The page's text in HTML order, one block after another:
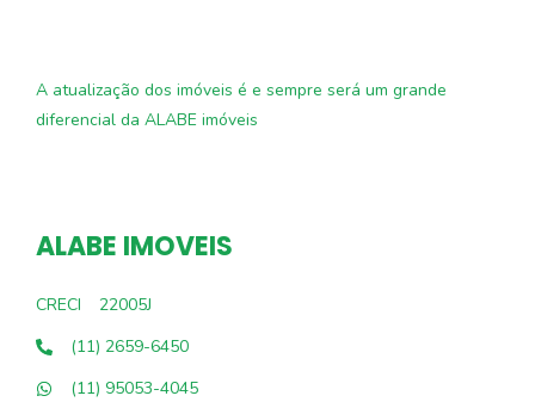
A atualização dos imóveis é e sempre será um grande
diferencial da ALABE imóveis
ALABE IMOVEIS
CRECI
22005J
(11) 2659-6450
(11) 95053-4045